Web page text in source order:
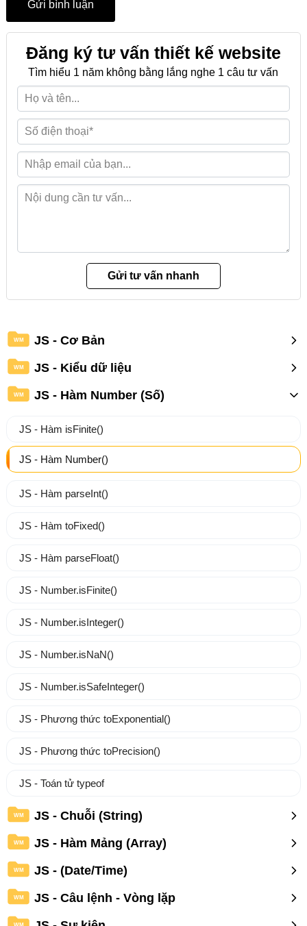
Đăng ký tư vấn thiết kế website
Tìm hiểu 1 năm không bằng lắng nghe 1 câu tư vấn
WM JS - Cơ Bản
WM JS - Kiểu dữ liệu
WM JS - Hàm Number (Số)
JS - Hàm isFinite()
JS - Hàm Number()
JS - Hàm parseInt()
JS - Hàm toFixed()
JS - Hàm parseFloat()
JS - Number.isFinite()
JS - Number.isInteger()
JS - Number.isNaN()
JS - Number.isSafeInteger()
JS - Phương thức toExponential()
JS - Phương thức toPrecision()
JS - Toán tử typeof
WM JS - Chuỗi (String)
WM JS - Hàm Mảng (Array)
WM JS - (Date/Time)
WM JS - Câu lệnh - Vòng lặp